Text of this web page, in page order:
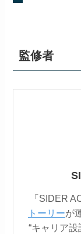
監修者
「SIDER
トーリーが
“キャリア